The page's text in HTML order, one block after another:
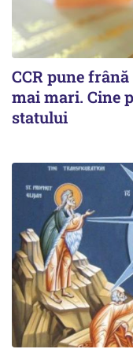
CCR pune
mai mari. Cine
statului